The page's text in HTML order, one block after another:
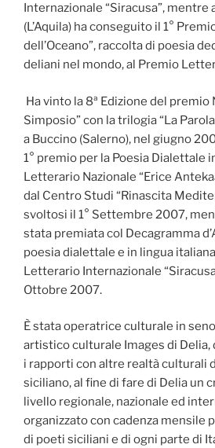
Internazionale “Siracusa”, mentre
(L’Aquila) ha conseguito il 1°
dell’Oceano”, raccolta di poesia
deliani nel mondo, al Premio
Ha vinto la 8ª Edizione del premio
Simposio” con la trilogia “La
a Buccino (Salerno), nel giugno
1° premio per la Poesia Dialettale
Letterario Nazionale “Erice
dal Centro Studi “Rinascita
svoltosi il 1° Settembre 2007,
stata premiata col Decagramma
poesia dialettale e in lingua
Letterario Internazionale
Ottobre 2007.
È stata operatrice culturale in
artistico culturale Images di Delia,
i rapporti con altre realtà culturali
siciliano, al fine di fare di Delia un
livello regionale, nazionale ed
organizzato con cadenza mensile
di poeti siciliani e di ogni parte di